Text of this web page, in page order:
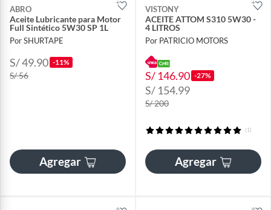
ABRO
Aceite Lubricante para Motor
Full Sintético 5W30 SP 1L
Por SHURTAPE
S/ 49.90 -11%
S/ 56
Agregar
VISTONY
ACEITE ATTOM S310 5W30 -
4 LITROS
Por PATRICIO MOTORS
S/ 146.90 -27%
S/ 154.99
S/ 200
(1)
Agregar